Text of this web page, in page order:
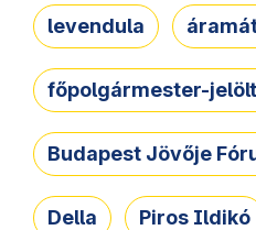
levendula
főpolgármester-
Budapest Jövője
Della Piros Ildikó